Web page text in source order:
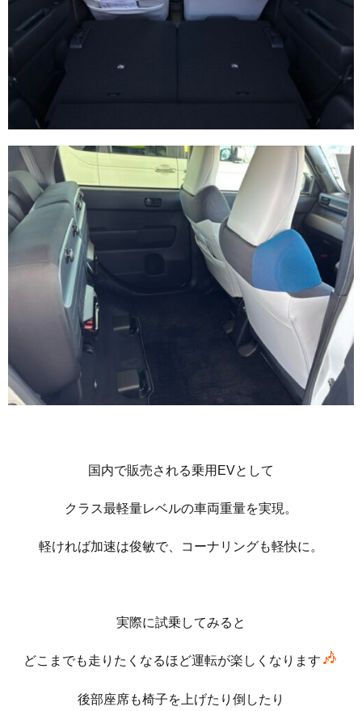
国内で販売される乗用EVとして
クラス最軽量レベルの車両重量を実現。
軽ければ加速は俊敏で、コーナリングも軽快に。
実際に試乗してみると
どこまでも走りたくなるほど運転が楽しくなります
後部座席も椅子を上げたり倒したり